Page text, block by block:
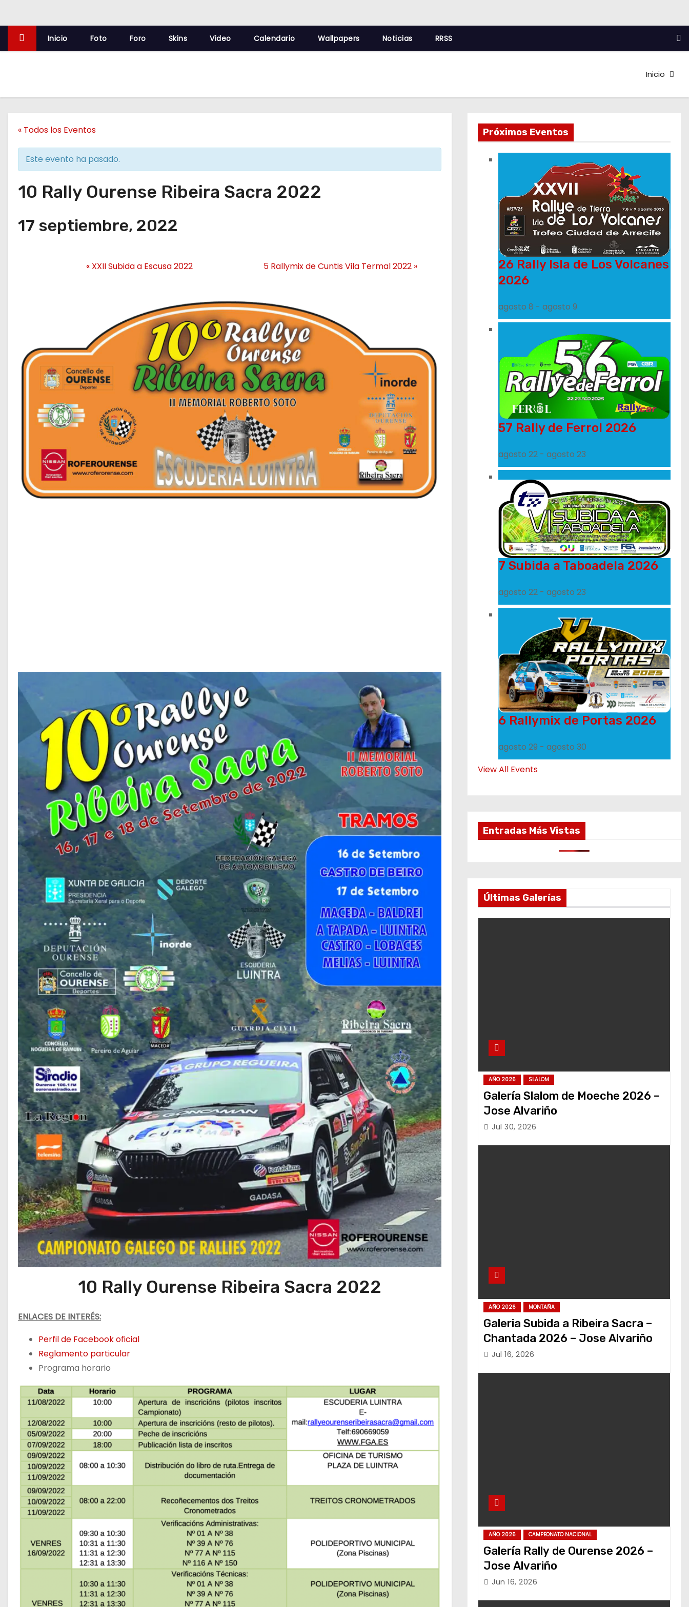
Inicio Foto Foro Skins Video Calendario Wallpapers Noticias RRSS
Inicio
« Todos los Eventos
Este evento ha pasado.
10 Rally Ourense Ribeira Sacra 2022
17 septiembre, 2022
« XXII Subida a Escusa 2022 5 Rallymix de Cuntis Vila Termal 2022 »
10 Rally Ourense Ribeira Sacra 2022
ENLACES DE INTERÉS:
Perfil de Facebook oficial
Reglamento particular
Programa horario
Próximos Eventos
26 Rally Isla de Los Volcanes
2026
agosto 8 - agosto 9
57 Rally de Ferrol 2026
agosto 22 - agosto 23
7 Subida a Taboadela 2026
agosto 22 - agosto 23
6 Rallymix de Portas 2026
agosto 29 - agosto 30
View All Events
Entradas Más Vistas
Últimas Galerías
AÑO 2026 SLALOM
Galería Slalom de Moeche 2026 –
Jose Alvariño
Jul 30, 2026
AÑO 2026 MONTAÑA
Galeria Subida a Ribeira Sacra –
Chantada 2026 – Jose Alvariño
Jul 16, 2026
AÑO 2026 CAMPEONATO NACIONAL
Galería Rally de Ourense 2026 –
Jose Alvariño
Jun 16, 2026